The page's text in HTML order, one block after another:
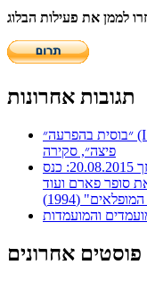
לממן את פעילות הבלוג
תגובות אחרונות
פיצה״, סקירה
נגנז בגנזך 20.08.2015: כנס D23, החלפת מזוזות מול רופאי אליל,
סופר פארם ועוד
(1994)
פוסטים אחרונים